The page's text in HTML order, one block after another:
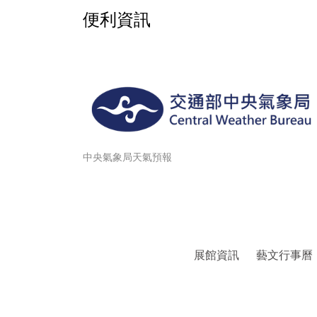
便利資訊
中央氣象局天氣預報
展館資訊 藝文行事曆